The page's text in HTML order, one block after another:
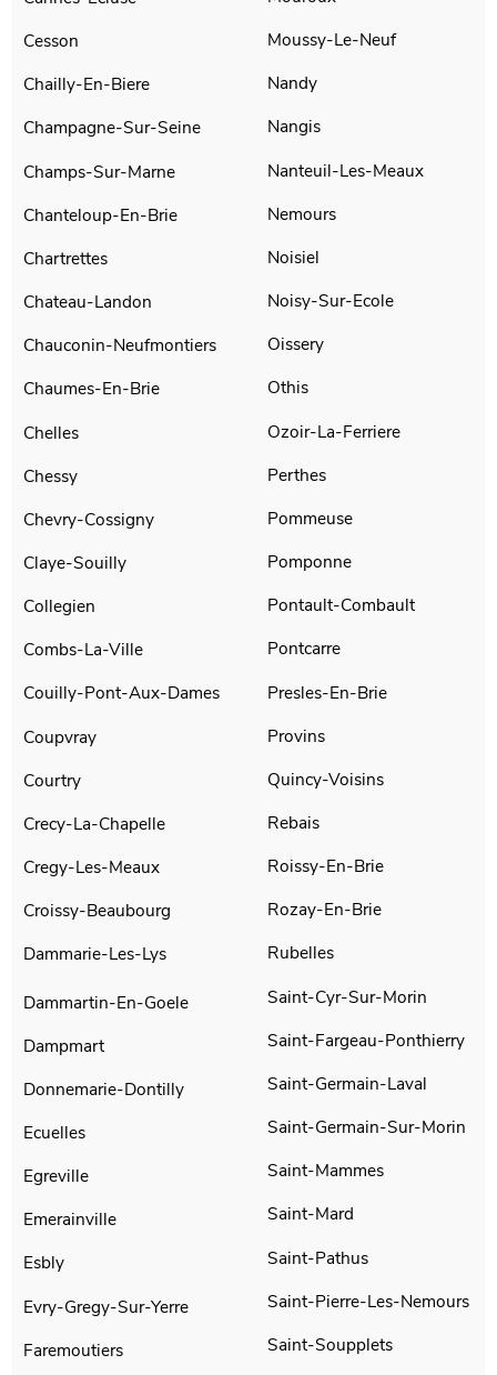
Cesson
Chailly-En-Biere
Champagne-Sur-Seine
Champs-Sur-Marne
Chanteloup-En-Brie
Chartrettes
Chateau-Landon
Chauconin-Neufmontiers
Chaumes-En-Brie
Chelles
Chessy
Chevry-Cossigny
Claye-Souilly
Collegien
Combs-La-Ville
Couilly-Pont-Aux-Dames
Coupvray
Courtry
Crecy-La-Chapelle
Cregy-Les-Meaux
Croissy-Beaubourg
Dammarie-Les-Lys
Dammartin-En-Goele
Dampmart
Donnemarie-Dontilly
Ecuelles
Egreville
Emerainville
Esbly
Evry-Gregy-Sur-Yerre
Faremoutiers
Moussy-Le-Neuf
Nandy
Nangis
Nanteuil-Les-Meaux
Nemours
Noisiel
Noisy-Sur-Ecole
Oissery
Othis
Ozoir-La-Ferriere
Perthes
Pommeuse
Pomponne
Pontault-Combault
Pontcarre
Presles-En-Brie
Provins
Quincy-Voisins
Rebais
Roissy-En-Brie
Rozay-En-Brie
Rubelles
Saint-Cyr-Sur-Morin
Saint-Fargeau-Ponthierry
Saint-Germain-Laval
Saint-Germain-Sur-Morin
Saint-Mammes
Saint-Mard
Saint-Pathus
Saint-Pierre-Les-Nemours
Saint-Soupplets